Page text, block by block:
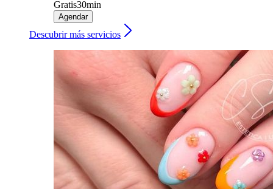
Gratis30min
Agendar
Descubrir más servicios